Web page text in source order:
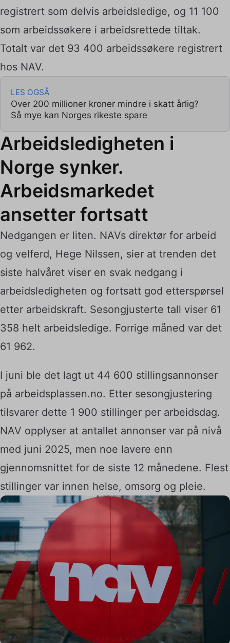
registrert som delvis arbeidsledige, og 11 100
som arbeidssøkere i arbeidsrettede tiltak.
Totalt var det 93 400 arbeidssøkere registrert
hos NAV.
LES OGSÅ
Over 200 millioner kroner mindre i skatt årlig?
Så mye kan Norges rikeste spare
Arbeidsledigheten i
Norge synker.
Arbeidsmarkedet
ansetter fortsatt
Nedgangen er liten. NAVs direktør for arbeid
og velferd, Hege Nilssen, sier at trenden det
siste halvåret viser en svak nedgang i
arbeidsledigheten og fortsatt god etterspørsel
etter arbeidskraft. Sesongjusterte tall viser 61
358 helt arbeidsledige. Forrige måned var det
61 962.
I juni ble det lagt ut 44 600 stillingsannonser
på arbeidsplassen.no. Etter sesongjustering
tilsvarer dette 1 900 stillinger per arbeidsdag.
NAV opplyser at antallet annonser var på nivå
med juni 2025, men noe lavere enn
gjennomsnittet for de siste 12 månedene. Flest
stillinger var innen helse, omsorg og pleie.